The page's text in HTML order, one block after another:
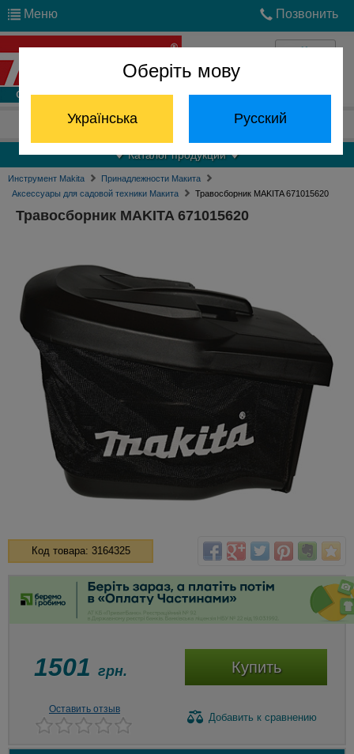
Оберіть мову
Українська Русский
Меню Позвонить
Войти
Отдел запчастей: (068) 824-24-24
Каталог продукции
Инструмент Makita
Принадлежности Макита
Аксессуары для садовой техники Макита
Травосборник MAKITA 671015620
Травосборник MAKITA 671015620
Код товара: 3164325
1501 грн. Купить
Оставить отзыв
Добавить к сравнению